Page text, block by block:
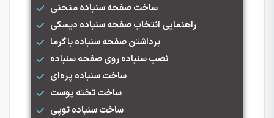
ساخت صفحه سنباده منحنی
راهنمایی انتخاب صفحه سنباده دیسکی
برداشتن صفحه سنباده با گرما
نصب سنباده روی صفحه سنباده
ساخت سنباده پره‌ای
ساخت تخته پوست
ساخت سنباده توپی